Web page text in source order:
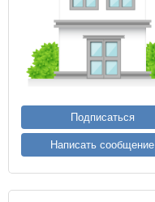
Подписаться
Написать сообщение